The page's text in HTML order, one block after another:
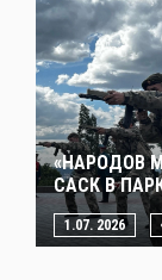
«НАРОДОВ
САСК В
1.07. 2026